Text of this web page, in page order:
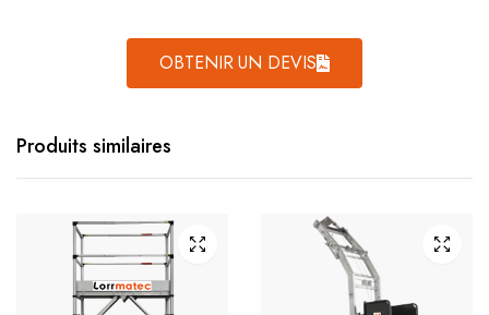
OBTENIR UN DEVIS
Produits similaires